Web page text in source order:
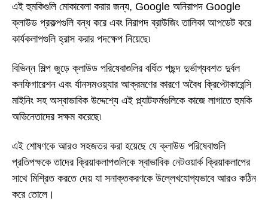
এই হুমকিগুলি মোকাবেলা করার জন্য, Google অনিরাপদ Google
ক্লাউড প্রকল্পগুলি বন্ধ করে এবং নিরাপদ ব্রাউজিং তালিকা আপডেট করে
কার্যকলাপগুলি হ্রাস করার পদক্ষেপ নিয়েছে৷
বিভিন্ন শিল্প জুড়ে ক্লাউড পরিষেবাগুলির বর্ধিত পছন্দ দুর্ভাগ্যবশত দুর্বল
কনফিগারেশন এবং র্যানসমওয়্যার আক্রমণের কারণে অবৈধ ক্রিপ্টোকারেন্সি
মাইনিং সহ অস্বাভাবিক উদ্দেশ্যে এই প্ল্যাটফর্মগুলিকে কাজে লাগাতে হুমকি
অভিনেতাদের সক্ষম করেছে৷
এই শোষণকে আরও সহজতর করা হয়েছে যে ক্লাউড পরিষেবাগুলি
প্রতিপক্ষকে তাদের ক্রিয়াকলাপগুলিকে স্বাভাবিক নেটওয়ার্ক ক্রিয়াকলাপের
সাথে মিশ্রিত করতে দেয় যা সনাক্তকরণকে উল্লেখযোগ্যভাবে আরও কঠিন
করে তোলে।